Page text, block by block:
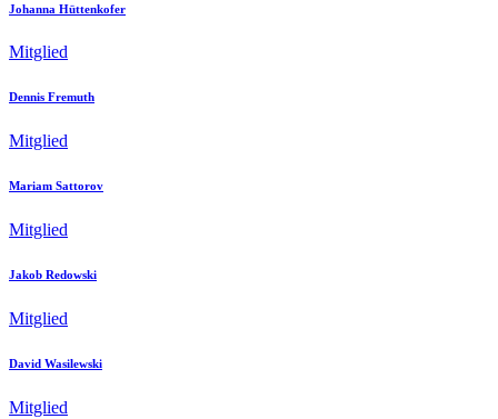
Johanna Hüttenkofer
Mitglied
Dennis Fremuth
Mitglied
Mariam Sattorov
Mitglied
Jakob Redowski
Mitglied
David Wasilewski
Mitglied